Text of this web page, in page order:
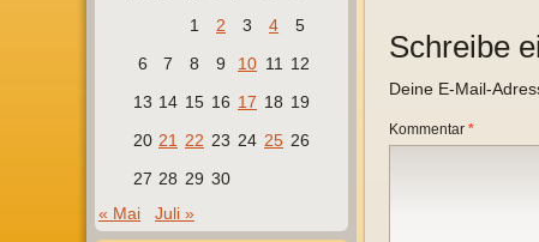
1
2 3 4
5
6
7 8 9 10 11
12
13 14 15 16 17 18 19
20 21 22 23 24 25 26
27 28 29 30
« Mai
Juli »
Schreibe
Deine E-Mail-
Kommentar *